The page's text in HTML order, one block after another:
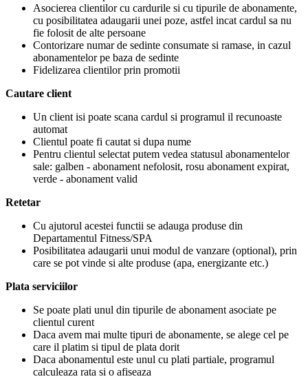
Asocierea clientilor cu cardurile si cu tipurile de abonamente,
cu posibilitatea adaugarii unei poze, astfel incat cardul sa nu
fie folosit de alte persoane
Contorizare numar de sedinte consumate si ramase, in cazul
abonamentelor pe baza de sedinte
Fidelizarea clientilor prin promotii
Cautare client
Un client isi poate scana cardul si programul il recunoaste
automat
Clientul poate fi cautat si dupa nume
Pentru clientul selectat putem vedea statusul abonamentelor
sale: galben - abonament nefolosit, rosu abonament expirat,
verde - abonament valid
Retetar
Cu ajutorul acestei functii se adauga produse din
Departamentul Fitness/SPA
Posibilitatea adaugarii unui modul de vanzare (optional), prin
care se pot vinde si alte produse (apa, energizante etc.)
Plata serviciilor
Se poate plati unul din tipurile de abonament asociate pe
clientul curent
Daca avem mai multe tipuri de abonamente, se alege cel pe
care il platim si tipul de plata dorit
Daca abonamentul este unul cu plati partiale, programul
calculeaza rata si o afiseaza